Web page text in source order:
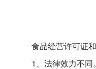
食品经营许可证
1、法律效力不